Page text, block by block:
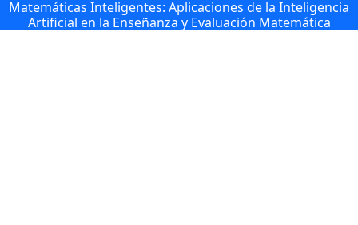
Matemáticas Inteligentes: Aplicaciones de la Inteligencia
Artificial en la Enseñanza y Evaluación Matemática